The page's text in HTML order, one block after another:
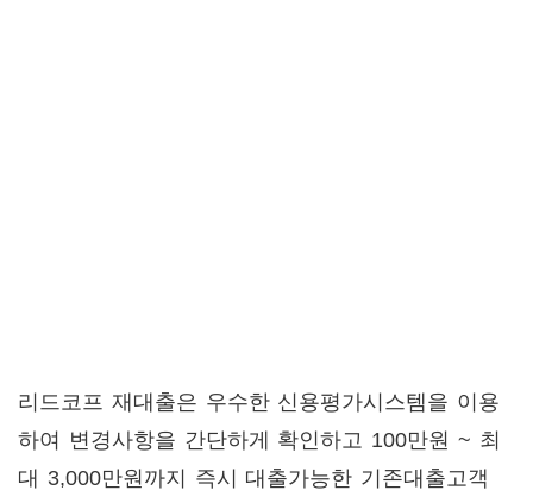
리드코프 재대출은 우수한 신용평가시스템을 이용
하여 변경사항을 간단하게 확인하고 100만원 ~ 최
대 3,000만원까지 즉시 대출가능한 기존대출고객